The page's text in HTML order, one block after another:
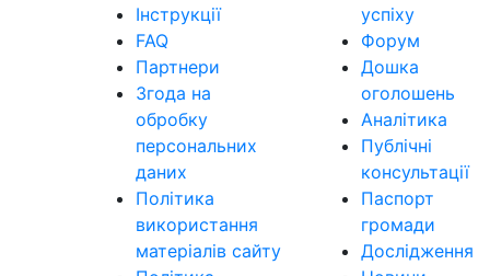
Інструкції
FAQ
Партнери
Згода на
обробку
персональних
даних
Політика
використання
матеріалів сайту
успіху
Форум
Дошка
оголошень
Аналітика
Публічні
консультації
Паспорт
громади
Дослідження